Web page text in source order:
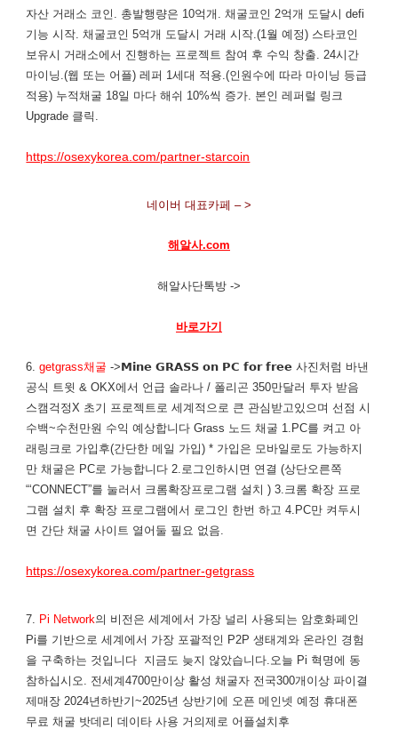
자산 거래소 코인. 총발행량은 10억개. 채굴코인 2억개 도달시 defi
기능 시작. 채굴코인 5억개 도달시 거래 시작.(1월 예정) 스타코인
보유시 거래소에서 진행하는 프로젝트 참여 후 수익 창출. 24시간
마이닝.(웹 또는 어플) 레퍼 1세대 적용.(인원수에 따라 마이닝 등급
적용) 누적채굴 18일 마다 해쉬 10%씩 증가. 본인 레퍼럴 링크
Upgrade 클릭.
https://osexykorea.com/partner-starcoin
네이버 대표카페 – >
해알사.com
해알사단톡방 ->
바로가기
6.getgrass채굴 ->𝗠𝗶𝗻𝗲 𝗚𝗥𝗔𝗦𝗦 𝗼𝗻 𝗣𝗖 𝗳𝗼𝗿 𝗳𝗿𝗲𝗲 사진처럼 바낸
공식 트윗 & OKX에서 언급 솔라나 / 폴리곤 350만달러 투자 받음
스캠걱정X 초기 프로젝트로 세계적으로 큰 관심받고있으며 선점 시
수백~수천만원 수익 예상합니다 ​Grass 노드 채굴 1.PC를 켜고 아
래링크로 가입후(간단한 메일 가입) * 가입은 모바일로도 가능하지
만 채굴은 PC로 가능합니다 2.로그인하시면 ​연결 (상단오른쪽
“‘CONNECT”를 눌러서 크롬확장프로그램 설치 ) 3.크롬 확장 프로
그램 설치 후 확장 프로그램에서 로그인 한번 하고 4.PC만 켜두시
면 간단 채굴 사이트 열어둘 필요 없음.
https://osexykorea.com/partner-getgrass
7. Pi Network의 비전은 세계에서 가장 널리 사용되는 암호화폐인
Pi를 기반으로 세계에서 가장 포괄적인 P2P 생태계와 온라인 경험
을 구축하는 것입니다 지금도 늦지 않았습니다.오늘 Pi 혁명에 동
참하십시오. 전세계4700만이상 활성 채굴자 전국300개이상 파이결
제매장 2024년하반기~2025년 상반기에 오픈 메인넷 예정 휴대폰
무료 채굴 밧데리 데이타 사용 거의제로 어플설치후